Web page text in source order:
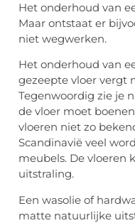
Het onderhoud van
Maar ontstaat er
niet wegwerken.
Het onderhoud van
gezeepte vloer vergt
Tegenwoordig zie je
de vloer moet
vloeren niet zo
Scandinavië veel
meubels. De vloeren
uitstraling.
Een wasolie of
matte natuurlijke